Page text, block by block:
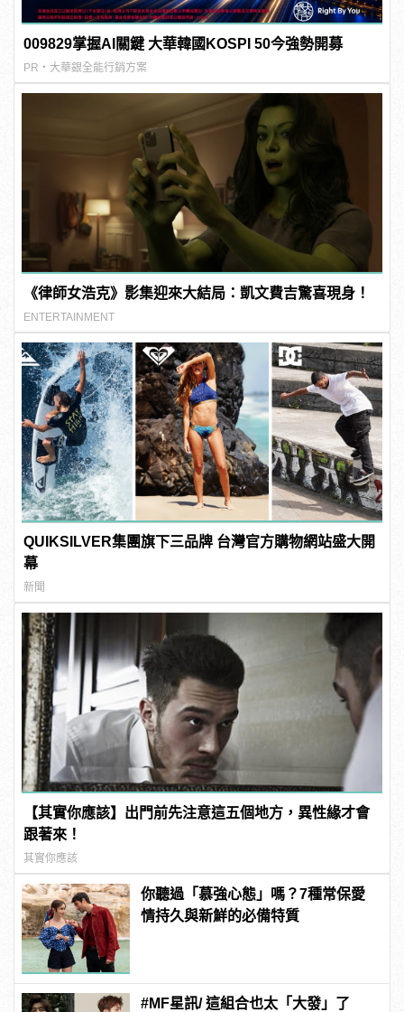
009829掌握AI關鍵 大華韓國KOSPI 50今強勢開募
PR・大華銀全能行銷方案
《律師女浩克》影集迎來大結局：凱文費吉驚喜現身！
ENTERTAINMENT
QUIKSILVER集團旗下三品牌 台灣官方購物網站盛大開
幕
新聞
【其實你應該】出門前先注意這五個地方，異性緣才會
跟著來！
其實你應該
你聽過「慕強心態」嗎？7種常保愛
情持久與新鮮的必備特質
#MF星訊/ 這組合也太「大發」了